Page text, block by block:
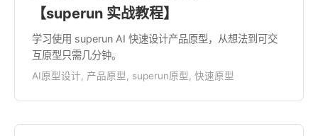
【superun 实战教程】
学习使用 superun AI 快速设计产品原型，从想法到可交
互原型只需几分钟。
AI原型设计, 产品原型, superun原型, 快速原型